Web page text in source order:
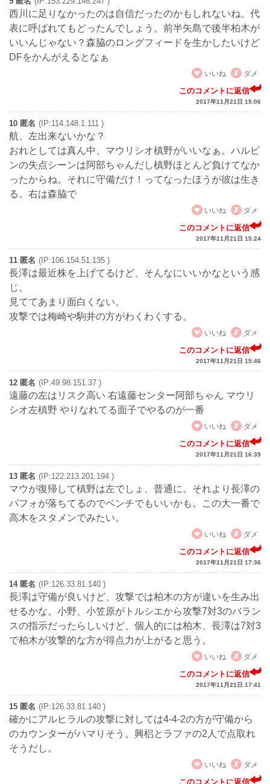
西川に足りなかったのは自信だったのかもしれないね。代
表に呼ばれてもどったんでしょう。前半矢島で後半柏木が
いいんじゃない？森脇のロングフィードを生かしたいけど
DFをかんがえるとなぁ
いいね
ダメ
このコメントに返信
2017年11月21日 15:06
10 匿名 (IP:114.148.1.111 )
航、左出来ないかな？
おれとしては真ん中、マウリシオ槙野がいいなぁ。ハルビ
ンの失点シーンは阿部ちゃんだし槙野ほとんど負けてなか
ったからね。それに守備だけ！ってなったほうが彼は生き
る。右は森脇で
いいね
ダメ
このコメントに返信
2017年11月21日 15:24
11 匿名 (IP:106.154.51.135 )
長澤は最近株を上げてるけど、そんなにいいかなという感
じ。
見ててあまり面白くない。
攻撃では梅崎や駒井の方がわくわくする。
いいね
ダメ
このコメントに返信
2017年11月21日 15:46
12 匿名 (IP:49.98.151.37 )
遠藤の左はリスク高い 右遠藤センター阿部ちゃん マウリ
シオ左槙野 やりなれてる面子でやるのが一番
いいね
ダメ
このコメントに返信
2017年11月21日 16:39
13 匿名 (IP:122.213.201.194 )
マウが復帰して槙野は左でしょ、普通に。それより長澤の
パフォが落ちてるのでベンチでもいいかも。この大一番で
高木をスタメンでみたい。
いいね
ダメ
このコメントに返信
2017年11月21日 17:36
14 匿名 (IP:126.33.81.140 )
長澤は守備が良いけど、攻撃では柏木の方が違いを生み出
せるかな。小野、小笠原がトルシエから攻撃7対3のバラン
スの指示だったらしいけど、個人的には柏木、長澤は7対3
で柏木が攻撃的な方が得点力が上がると思う。
いいね
ダメ
このコメントに返信
2017年11月21日 17:41
15 匿名 (IP:126.33.81.140 )
確かにアルヒラルの攻撃に対しては4-4-2の方が守備から
のカウンターがハマりそう。興梠とラファの2人で点取れ
そうだし。
いいね
ダメ
このコメントに返信